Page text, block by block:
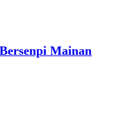
Mainan